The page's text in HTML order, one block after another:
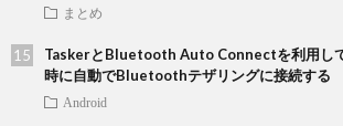
まとめ
TaskerとBluetooth Auto Connectを利用し
時に自動でBluetoothテザリングに接続する
Android